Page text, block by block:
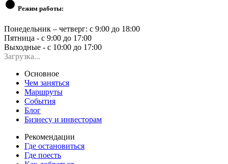
Режим работы:
Понедельник – четверг: с 9:00 до 18:00
Пятница - с 9:00 до 17:00
Выходные - с 10:00 до 17:00
Загрузка...
Основное
Чем заняться
Маршруты
События
Блог
Бизнесу и инвесторам
Рекомендации
Где остановиться
Где поесть